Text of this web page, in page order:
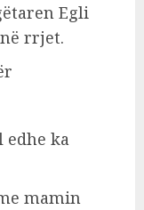
Egli
rrjet.
edhe ka
mamin